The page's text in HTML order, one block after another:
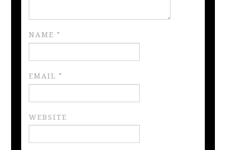
NAME*
EMAIL*
WEBSITE